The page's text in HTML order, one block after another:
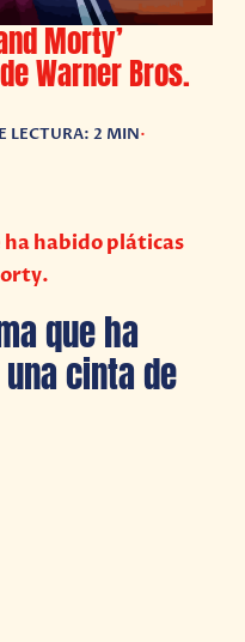
Morty’
Warner Bros.
LECTURA: 2 MIN•
habido pláticas
que ha
cinta de